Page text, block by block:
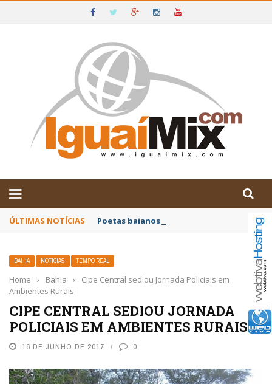
IGUAÍ E SUDOESTE DA BAHIA
ÚLTIMAS NOTÍCIAS Poetas baianos representam o Brasil no
BAHIA NOTÍCIAS TEMPO REAL
Home › Bahia ›
Cipe Central sediou Jornada Policiais em
Ambientes Rurais
CIPE CENTRAL SEDIOU JORNADA
POLICIAIS EM AMBIENTES RURAIS
16 DE JUNHO DE 2017 0